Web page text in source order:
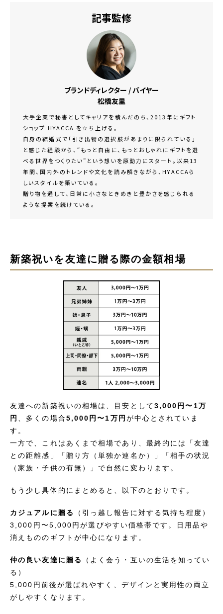
記事監修
ブランドディレクター / バイヤー
松橋友里
大手企業で秘書としてキャリアを積んだのち、2013年にギフト
ショップ HYACCA を立ち上げる。
自身の結婚式で「引き出物の選択肢があまりに限られている」
と感じた経験から、“もっと自由に、もっとおしゃれにギフトを選
べる世界をつくりたい”という想いを原動力にスタート。以来13
年間、国内外のトレンドや文化を読み解きながら、HYACCAら
しいスタイルを築いている。
贈り物を通して、日常に小さなときめきと豊かさを感じられる
ような提案を続けている。
新築祝いを友達に贈る際の金額相場
友達への新築祝いの相場は、目安として3,000円〜1万
円
、多くの場合5,000円〜1万円 が中心とされていま
す。
一方で、これはあくまで相場であり、最終的には「友達
との距離感」「贈り方（単独か連名か）」「相手の状況
（家族・子供の有無）」で自然に変わります。
もう少し具体的にまとめると、以下のとおりです。
カジュアルに贈る
（引っ越し報告に対する気持ち程度）
3,000円〜5,000円が選びやすい価格帯です。日用品や
消えもののギフトが中心になります。
仲の良い友達に贈る
（よく会う・互いの生活を知ってい
る）
5,000円前後が選ばれやすく、デザインと実用性の両立
がしやすくなります。